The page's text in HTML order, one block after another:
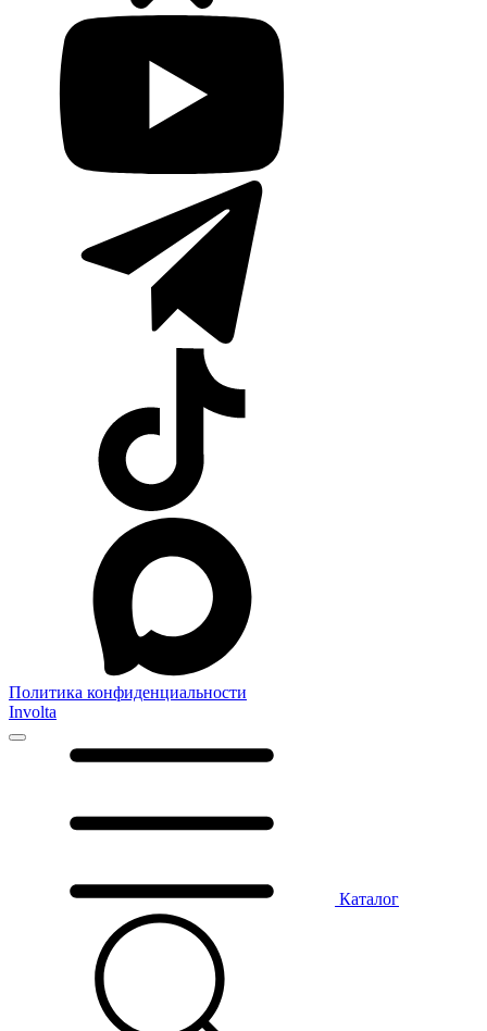
Политика конфиденциальности
Involta
Каталог